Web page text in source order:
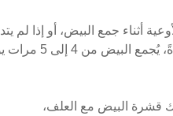
أثناء جمع البيض، أو إذا
لتقليل عدد
قشرة البيض مع العلف،